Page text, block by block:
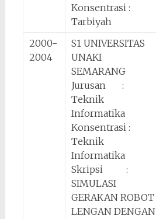
Konsentrasi :
Tarbiyah
2000-
2004
S1 UNIVERSITAS
UNAKI
SEMARANG
Jurusan :
Teknik
Informatika
Konsentrasi :
Teknik
Informatika
Skripsi :
SIMULASI
GERAKAN ROBOT
LENGAN DENGAN